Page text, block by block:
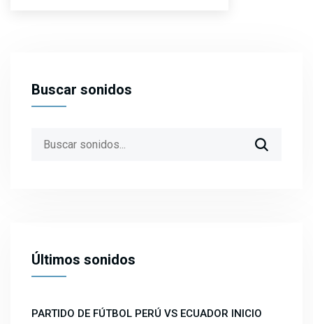
Buscar sonidos
Últimos sonidos
PARTIDO DE FÚTBOL PERÚ VS ECUADOR INICIO